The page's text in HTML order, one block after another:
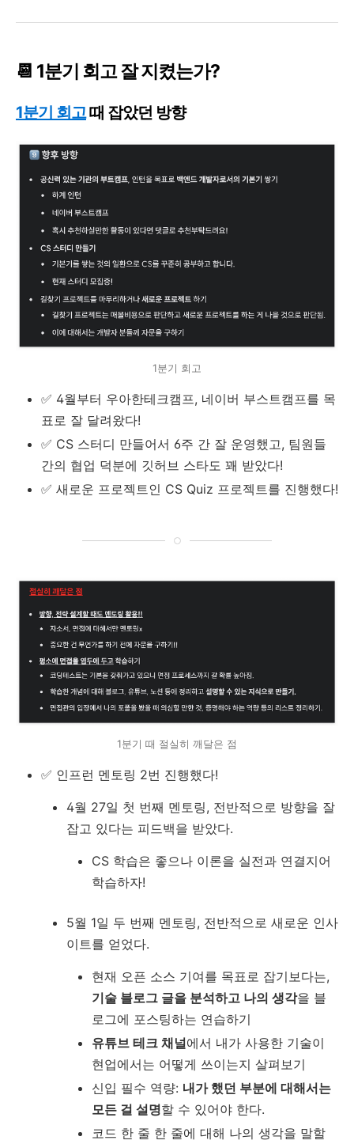
📆 1분기 회고 잘 지켰는가?
1분기 회고때 잡았던 방향
1분기 회고
✅ 4월부터 우아한테크캠프, 네이버 부스트캠프를 목
표로 잘 달려왔다!
✅ CS 스터디 만들어서 6주 간 잘 운영했고, 팀원들
간의 협업 덕분에 깃허브 스타도 꽤 받았다!
✅ 새로운 프로젝트인 CS Quiz 프로젝트를 진행했다!
1분기 때 절실히 깨달은 점
✅ 인프런 멘토링 2번 진행했다!
4월 27일 첫 번째 멘토링, 전반적으로 방향을 잘
잡고 있다는 피드백을 받았다.
CS 학습은 좋으나 이론을 실전과 연결지어
학습하자!
5월 1일 두 번째 멘토링, 전반적으로 새로운 인사
이트를 얻었다.
현재 오픈 소스 기여를 목표로 잡기보다는,
기술 블로그 글을 분석하고 나의 생각을 블
로그에 포스팅하는 연습하기
유튜브 테크 채널에서 내가 사용한 기술이
현업에서는 어떻게 쓰이는지 살펴보기
신입 필수 역량: 내가 했던 부분에 대해서는
모든 걸 설명할 수 있어야 한다.
코드 한 줄 한 줄에 대해 나의 생각을 말할